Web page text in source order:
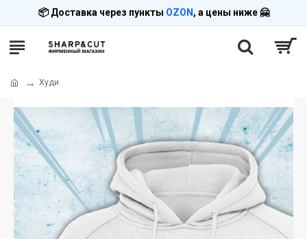
📦 Доставка через пункты OZON , а цены ниже 🤗
Худи